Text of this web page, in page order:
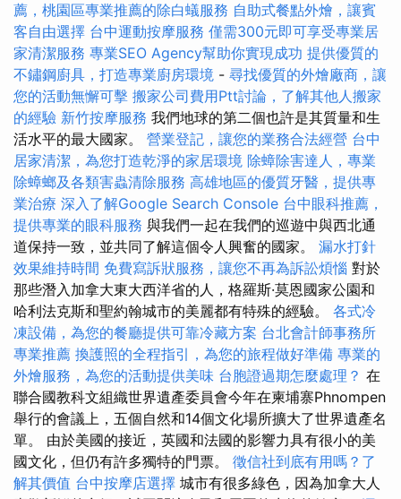
薦，桃園區專業推薦的除白蟻服務 自助式餐點外燴，讓賓
客自由選擇 台中運動按摩服務 僅需300元即可享受專業居
家清潔服務 專業SEO Agency幫助你實現成功 提供優質的
不鏽鋼廚具，打造專業廚房環境 - 尋找優質的外燴廠商，讓
您的活動無懈可擊 搬家公司費用Ptt討論，了解其他人搬家
的經驗 新竹按摩服務 我們地球的第二個也許是其質量和生
活水平的最大國家。 營業登記，讓您的業務合法經營 台中
居家清潔，為您打造乾淨的家居環境 除蟑除害達人，專業
除蟑螂及各類害蟲清除服務 高雄地區的優質牙醫，提供專
業治療 深入了解Google Search Console 台中眼科推薦，
提供專業的眼科服務 與我們一起在我們的巡遊中與西北通
道保持一致，並共同了解這個令人興奮的國家。 漏水打針
效果維持時間 免費寫訴狀服務，讓您不再為訴訟煩惱 對於
那些潛入加拿大東大西洋省的人，格羅斯·莫恩國家公園和
哈利法克斯和聖約翰城市的美麗都有特殊的經驗。 各式冷
凍設備，為您的餐廳提供可靠冷藏方案 台北會計師事務所
專業推薦 換護照的全程指引，為您的旅程做好準備 專業的
外燴服務，為您的活動提供美味 台胞證過期怎麼處理？ 在
聯合國教科文組織世界遺產委員會今年在柬埔寨Phnompen
舉行的會議上，五個自然和14個文化場所擴大了世界遺產名
單。 由於美國的接近，英國和法國的影響力具有很小的美
國文化，但仍有許多獨特的門票。 徵信社到底有用嗎？了
解其價值 台中按摩店選擇 城市有很多綠色，因為加拿大人